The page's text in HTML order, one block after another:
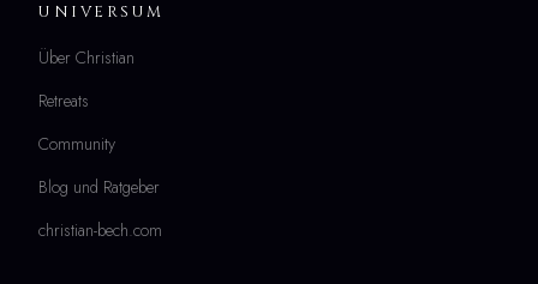
UNIVERSUM
Über Christian
Retreats
Community
Blog und Ratgeber
christian-bech.com